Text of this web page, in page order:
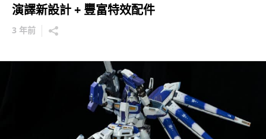
演譯新設計 + 豐富特效配件
3 年前